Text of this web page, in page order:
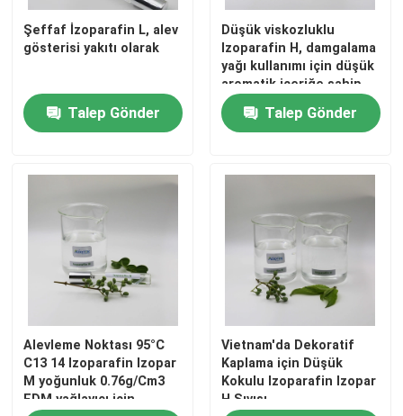
videolar
HAKKIMIZDA
Kalite kontrol
Bize Ulaşın
Haberler
Vakalar
Şeffaf İzoparafin L, alev
gösterisi yakıtı olarak
Talep Gönder
Düşük viskozluklu
Izoparafin H, damgalama
yağı kullanımı için düşük
aromatik içeriğe sahip
sıvı
Talep Gönder
Alevleme Noktası 95°C
C13 14 Izoparafin Izopar
M yoğunluk 0.76g/Cm3
EDM yağlayıcı için
Vietnam'da Dekoratif
Kaplama için Düşük
Kokulu Izoparafin Izopar
H Sıvısı